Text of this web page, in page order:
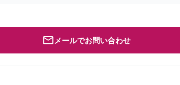
メールでお問い合わせ